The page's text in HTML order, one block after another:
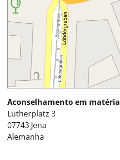
Aconselhamento em
Lutherplatz 3
07743 Jena
Alemanha